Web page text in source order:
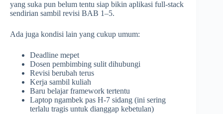
yang suka pun belum tentu siap bikin aplikasi full-stack
sendirian sambil revisi BAB 1–5.
Ada juga kondisi lain yang cukup umum:
Deadline mepet
Dosen pembimbing sulit dihubungi
Revisi berubah terus
Kerja sambil kuliah
Baru belajar framework tertentu
Laptop ngambek pas H-7 sidang (ini sering
terlalu tragis untuk dianggap kebetulan)